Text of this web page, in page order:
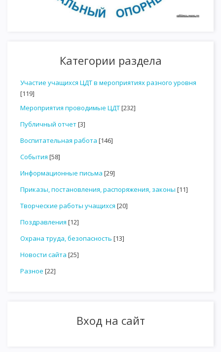
Категории раздела
Участие учащихся ЦДТ в мероприятиях разного уровня
[119]
Мероприятия проводимые ЦДТ[232]
Публичный отчет[3]
Воспитательная работа [146]
События [58]
Информационные письма [29]
Приказы, постановления, распоряжения, законы [11]
Творческие работы учащихся [20]
Поздравления [12]
Охрана труда, безопасность [13]
Новости сайта [25]
Разное [22]
Вход на сайт